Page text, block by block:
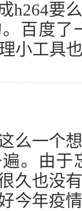
h264要
百度
小工具
一个想
。由于
久也没
今年疫